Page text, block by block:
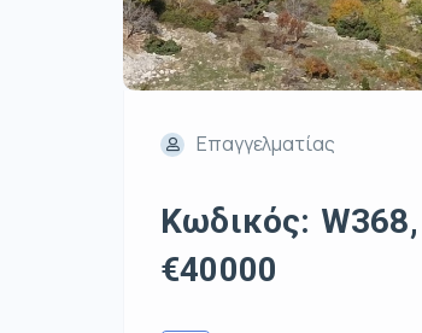
Επαγγελματίας
Κωδικός:
€40000